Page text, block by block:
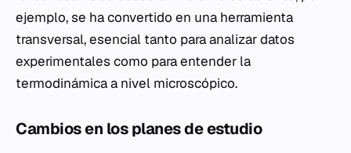
ejemplo, se ha convertido en una herramienta
transversal, esencial tanto para analizar datos
experimentales como para entender la
termodinámica a nivel microscópico.
Cambios en los planes de estudio